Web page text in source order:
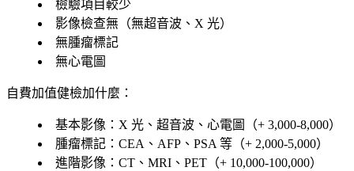
檢驗項目較少
影像檢查無 （無超音波、X 光）
無腫瘤標記
無心電圖
自費加值健檢加什麼 ：
基本影像 ：X 光、超音波、心電圖（+ 3,000-8,000）
腫瘤標記 ：CEA、AFP、PSA 等（+ 2,000-5,000）
進階影像 ：CT、MRI、PET（+ 10,000-100,000）